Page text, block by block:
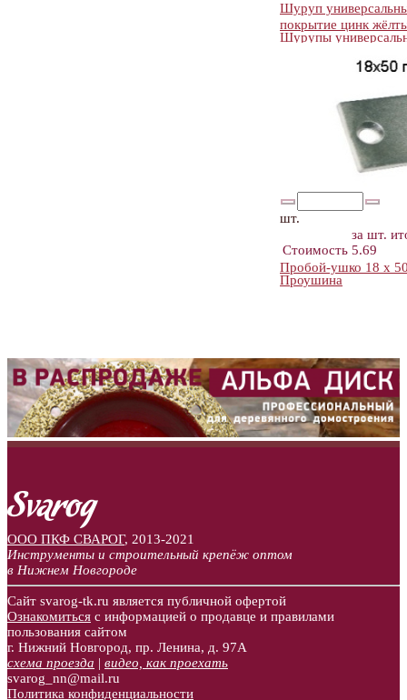
Шуруп
покрытие цинк
Шурупы
шт.
за шт.
Стоимость 5.69
Пробой-ушко 18 х
Проушина
ООО ПКФ СВАРОГ, 2013-2021
Инструменты и строительный крепёж оптом
в Нижнем Новгороде
Сайт svarog-tk.ru является публичной офертой
Ознакомиться с информацией о продавце и правилами
пользования сайтом
г. Нижний Новгород, пр. Ленина, д. 97А
схема проезда | видео, как проехать
svarog_nn@mail.ru
Политика конфиденциальности